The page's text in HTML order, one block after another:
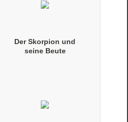
Der Skorpion und
seine Beute